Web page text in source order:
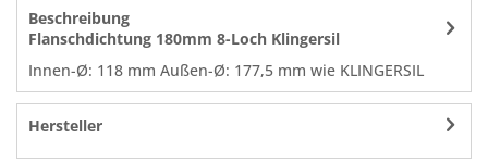
Beschreibung
Flanschdichtung 180mm 8-Loch Klingersil
Innen-Ø: 118 mm Außen-Ø: 177,5 mm wie KLINGERSIL
Hersteller